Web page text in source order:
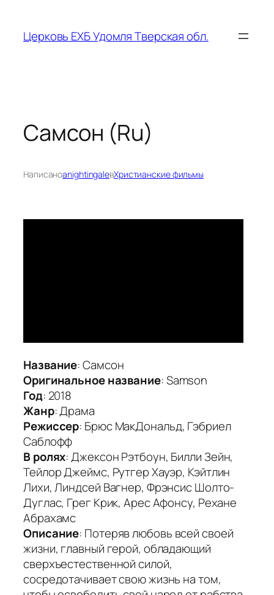
содержимому
Церковь ЕХБ Удомля Тверская обл.
Самсон (Ru)
НаписаноanightingaleвХристианские фильмы
Название: Самсон
Оригинальное название: Samson
Год: 2018
Жанр: Драма
Режиссер: Брюс МакДональд, Гэбриел
Саблофф
В ролях: Джексон Рэтбоун, Билли Зейн,
Тейлор Джеймс, Рутгер Хауэр, Кэйтлин
Лихи, Линдсей Вагнер, Фрэнсис Шолто-
Дуглас, Грег Крик, Арес Афонсу, Рехане
Абрахамс
Описание: Потеряв любовь всей своей
жизни, главный герой, обладающий
сверхъестественной силой,
сосредотачивает свою жизнь на том,